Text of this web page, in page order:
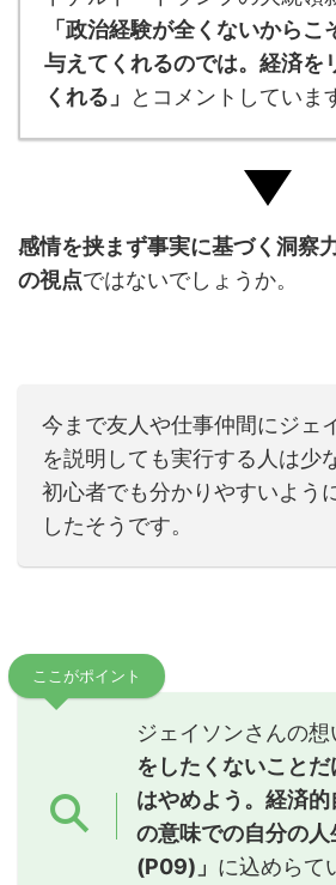
「政治経験が全くないからこ
与えてくれるのでは。経済を
くれる」
とコメントしていま
感情を挟まず事実に基づく洞察
の視点ではないでしょうか。
今まで友人や仕事仲間にジェ
を説明しても実行する人は少
初心者でも分かりやすいよう
したそうです。
ここがポイント
ジェイソンさんの想
をしたくないこと
はやめよう。経済
の意味での自分の
(P09)」 に込めらて